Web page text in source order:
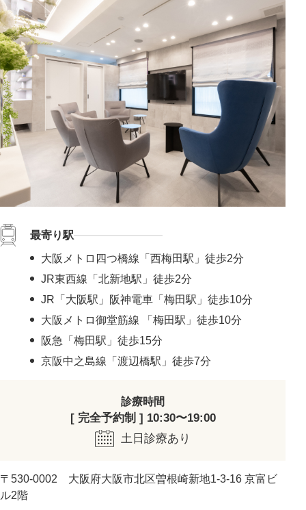
最寄り駅
大阪メトロ四つ橋線「西梅田駅」徒歩2分
JR東西線「北新地駅」徒歩2分
JR「大阪駅」阪神電車「梅田駅」徒歩10分
大阪メトロ御堂筋線 「梅田駅」徒歩10分
阪急「梅田駅」徒歩15分
京阪中之島線「渡辺橋駅」徒歩7分
診療時間
[ 完全予約制 ] 10:30〜19:00
土日診療あり
〒530-0002 大阪府大阪市北区曽根崎新地1-3-16 京富ビ
ル2階